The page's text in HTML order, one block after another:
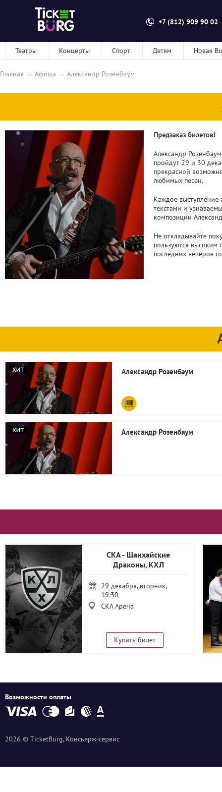
+7 (812) 909 90 02
Театры Концерты Спорт Детям Новая
Главная → Афиша → Александр Розенбаум
Предзаказ билетов!
Александр
пройдут 29 и 30
прекрасной
любимых песен.
Каждое выступление
текстами и
композиции
Не откладывайте
пользуются высоким
последних вечеров
Александр Розенбаум
Александр Розенбаум
СКА - Шанхайские
Драконы, КХЛ
29 декабря, вторник,
19:30
СКА Арена
Купить билет
Возможности оплаты
2026 © TicketBurg, Консьерж-сервис